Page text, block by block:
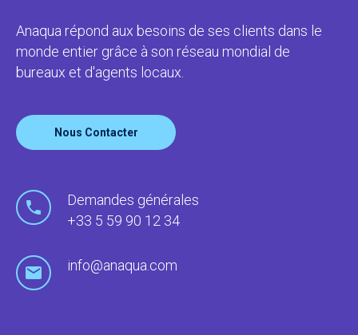
Anaqua répond aux besoins de ses clients dans le
monde entier grâce à son réseau mondial de
bureaux et d'agents locaux.
Nous Contacter
Demandes générales
+33 5 59 90 12 34
info@anaqua.com